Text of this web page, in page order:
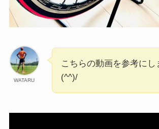
WATARU
こちらの動画を参考にし
(^^)/